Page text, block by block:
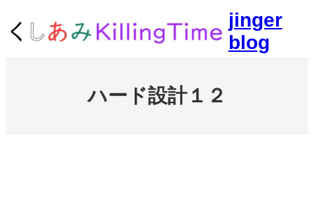
を
jinger
blog
ハード設計１２